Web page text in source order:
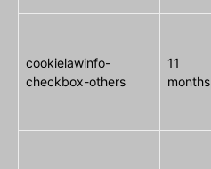
cookielawinfo-
checkbox-others
11
months